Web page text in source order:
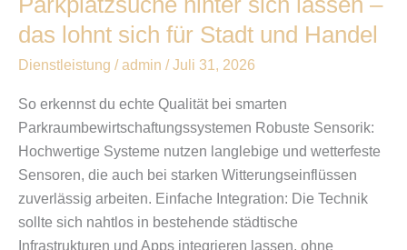
das lohnt sich für Stadt und Handel
Dienstleistung /admin /Juli 31, 2026
So erkennst du echte Qualität bei smarten
Parkraumbewirtschaftungssystemen Robuste Sensorik:
Hochwertige Systeme nutzen langlebige und wetterfeste
Sensoren, die auch bei starken Witterungseinflüssen
zuverlässig arbeiten. Einfache Integration: Die Technik
sollte sich nahtlos in bestehende städtische
Infrastrukturen und Apps integrieren lassen, ohne